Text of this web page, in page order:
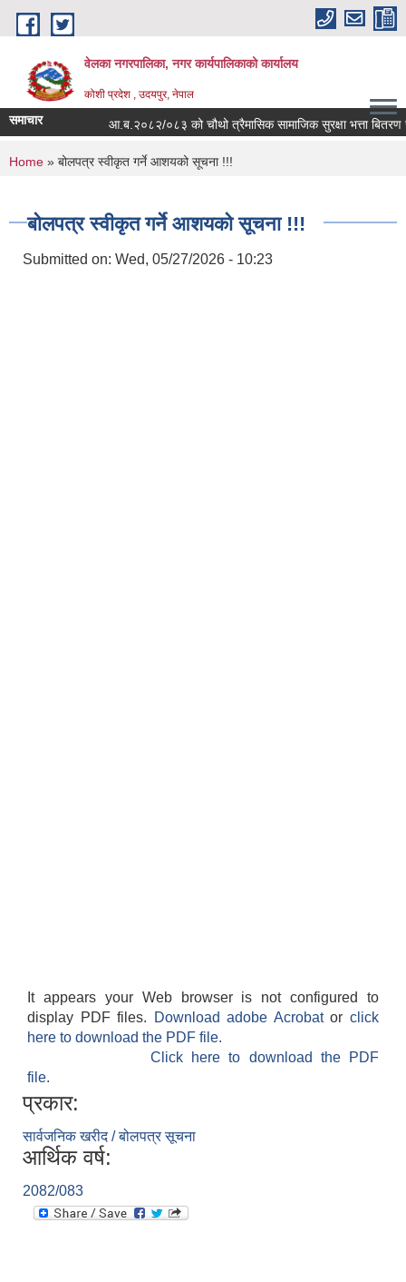
Skip to main content
वेलका नगरपालिका, नगर कार्यपालिकाको कार्यालय
कोशी प्रदेश , उदयपुर, नेपाल
समाचार आ.ब.२०८२/०८३ को चौथो त्रैमासिक सामाजिक सुरक्षा भत्ता बितरण
You are here
Home » बोलपत्र स्वीकृत गर्ने आशयको सूचना !!!
बोलपत्र स्वीकृत गर्ने आशयको सूचना !!!
Submitted on: Wed, 05/27/2026 - 10:23
It appears your Web browser is not configured to
display PDF files.
Download adobe Acrobatorclick
here to download the PDF file.
Click here to download the PDF
file.
प्रकार:
सार्वजनिक खरीद / बोलपत्र सूचना
आर्थिक वर्ष:
2082/083